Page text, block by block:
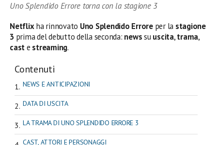
Uno Splendido Errore torna con la stagione 3
Netflixha rinnovato Uno Splendido Erroreper la stagione
3 prima del debutto della seconda: newssuuscita,trama,
caste streaming.
Contenuti
NEWS E ANTICIPAZIONI
DATA DI USCITA
LA TRAMA DI UNO SPLENDIDO ERRORE 3
CAST, ATTORI E PERSONAGGI